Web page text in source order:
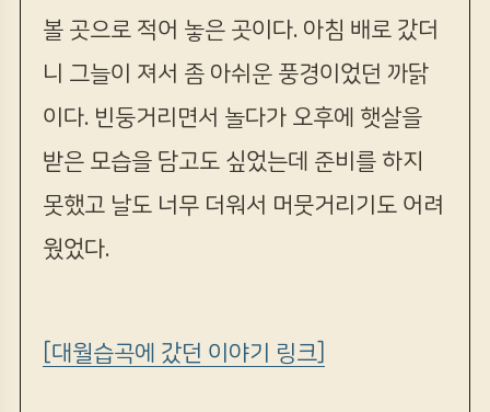
볼 곳으로 적어 놓은 곳이다. 아침 배로 갔더
니 그늘이 져서 좀 아쉬운 풍경이었던 까닭
이다. 빈둥거리면서 놀다가 오후에 햇살을
받은 모습을 담고도 싶었는데 준비를 하지
못했고 날도 너무 더워서 머뭇거리기도 어려
웠었다.
[대월습곡에 갔던 이야기 링크]